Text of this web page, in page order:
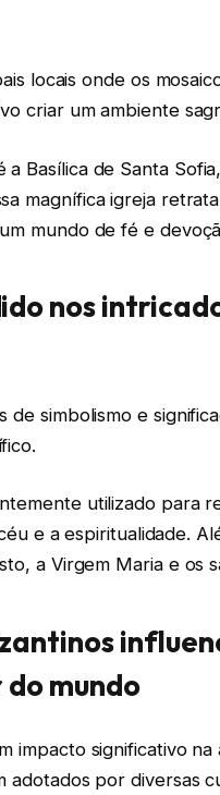
locais onde os
criar um ambiente
Basílica de Santa
magnífica igreja
mundo de fé e
nos
de simbolismo e
utilizado para
e a espiritualidade.
a Virgem Maria e os
mundo
impacto significativo
adotados por diversas